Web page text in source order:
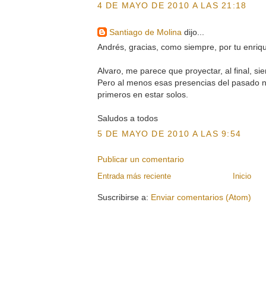
4 DE MAYO DE 2010 A LAS 21:18
Santiago de Molina dijo...
Andrés, gracias, como siempre, por tu
Alvaro, me parece que proyectar, al final,
Pero al menos esas presencias del pasado
primeros en estar solos.
Saludos a todos
5 DE MAYO DE 2010 A LAS 9:54
Publicar un comentario
Entrada más reciente Inicio
Suscribirse a: Enviar comentarios (Atom)